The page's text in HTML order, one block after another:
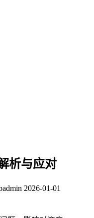
析与应对
2026-01-01